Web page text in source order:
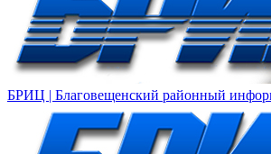
БРИЦ | Благовещенский районный